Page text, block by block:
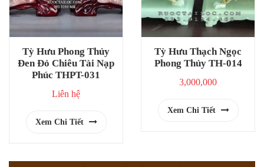
Tỳ Hưu Phong Thủy
Đen Đỏ Chiêu Tài Nạp
Phúc THPT-031
Liên hệ
Xem Chi Tiết
Tỳ Hưu Thạch Ngọc
Phong Thủy TH-014
3,000,000
Xem Chi Tiết